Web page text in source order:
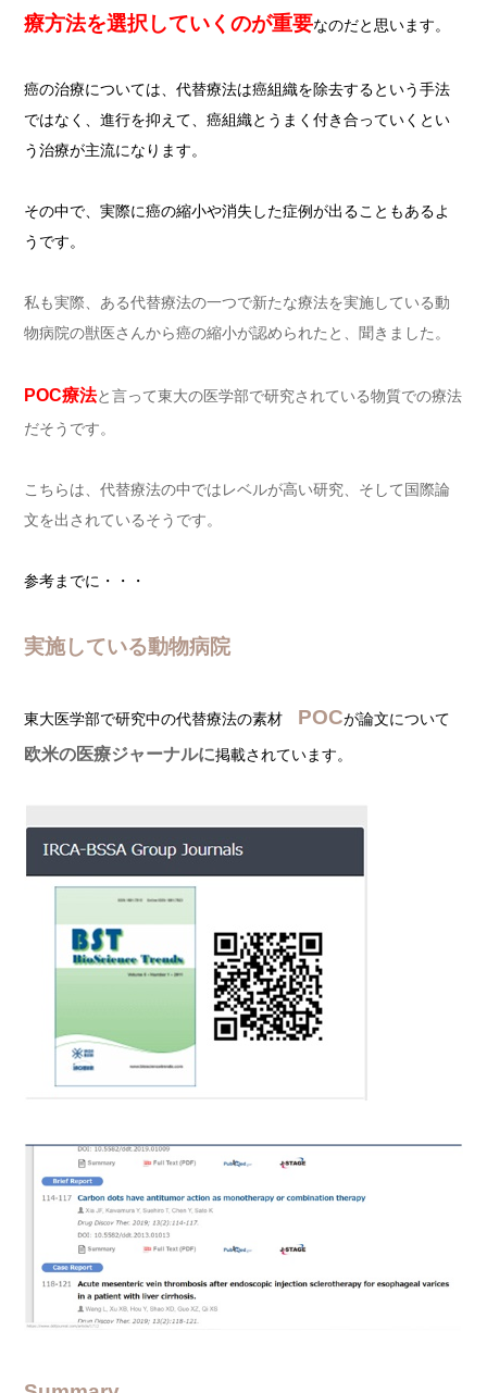
療方法を選択していくのが重要なのだと思います。
癌の治療については、代替療法は癌組織を除去するという手法
ではなく、進行を抑えて、癌組織とうまく付き合っていくとい
う治療が主流になります。
その中で、実際に癌の縮小や消失した症例が出ることもあるよ
うです。
私も実際、ある代替療法の一つで新たな療法を実施している動
物病院の獣医さんから癌の縮小が認められたと、聞きました。
POC療法と言って東大の医学部で研究されている物質での療法
だそうです。
こちらは、代替療法の中ではレベルが高い研究、そして国際論
文を出されているそうです。
参考までに・・・
実施している動物病院
東大医学部で研究中の代替療法の素材 POCが論文について
欧米の医療ジャーナルに掲載されています。